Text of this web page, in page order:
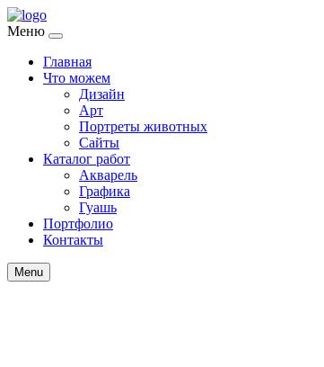
Меню
Главная
Что можем
Дизайн
Арт
Портреты животных
Сайты
Каталог работ
Акварель
Графика
Гуашь
Портфолио
Контакты
Menu